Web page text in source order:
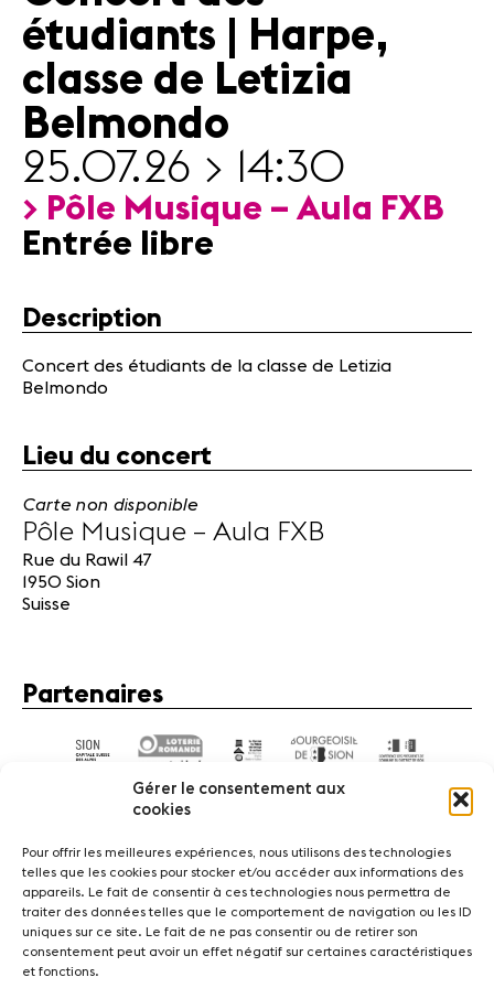
Gérer le consentement aux
cookies
Pour offrir les meilleures expériences, nous utilisons des technologies
telles que les cookies pour stocker et/ou accéder aux informations des
appareils. Le fait de consentir à ces technologies nous permettra de
traiter des données telles que le comportement de navigation ou les ID
uniques sur ce site. Le fait de ne pas consentir ou de retirer son
consentement peut avoir un effet négatif sur certaines caractéristiques
et fonctions.
Actualités
Partenaires
Actualités
Concerts
Bénévoles
Médiation
presse
A propos
Contact
étudiants | Harpe,
classe de Letizia
Belmondo
25.07.26 > 14:30
> Pôle Musique – Aula FXB
Entrée libre
Description
Concert des étudiants de la classe de Letizia
Belmondo
Lieu du concert
Carte non disponible
Pôle Musique – Aula FXB
Rue du Rawil 47
1950 Sion
Suisse
Partenaires
ActualitésConcertsBénévolesMédiation
Médias Revue de presse